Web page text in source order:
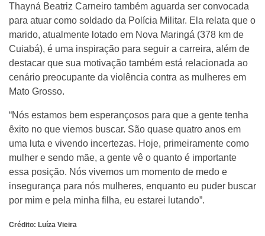
Thayná Beatriz Carneiro também aguarda ser convocada
para atuar como soldado da Polícia Militar. Ela relata que o
marido, atualmente lotado em Nova Maringá (378 km de
Cuiabá), é uma inspiração para seguir a carreira, além de
destacar que sua motivação também está relacionada ao
cenário preocupante da violência contra as mulheres em
Mato Grosso.
“Nós estamos bem esperançosos para que a gente tenha
êxito no que viemos buscar. São quase quatro anos em
uma luta e vivendo incertezas. Hoje, primeiramente como
mulher e sendo mãe, a gente vê o quanto é importante
essa posição. Nós vivemos um momento de medo e
insegurança para nós mulheres, enquanto eu puder buscar
por mim e pela minha filha, eu estarei lutando”.
Crédito: Luíza Vieira